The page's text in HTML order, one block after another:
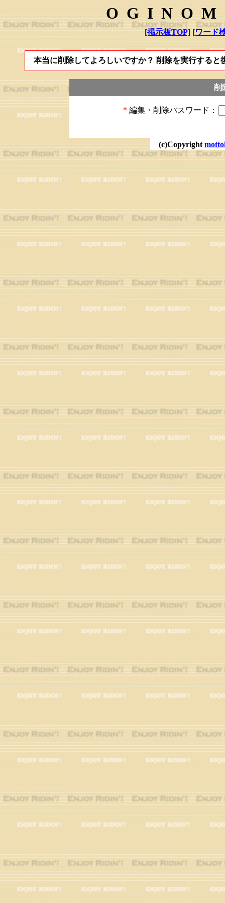
[掲示板TOP] [ワード
本当に削除してよろしいですか？ 削除を実行する
削
* 編集・削除パスワード：
(c)Copyright